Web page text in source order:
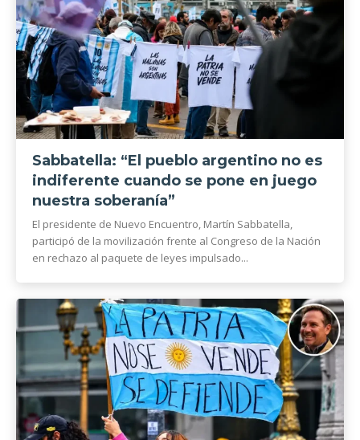
Sabbatella: “El pueblo argentino no es
indiferente cuando se pone en juego
nuestra soberanía”
El presidente de Nuevo Encuentro, Martín Sabbatella,
participó de la movilización frente al Congreso de la Nación
en rechazo al paquete de leyes impulsado...